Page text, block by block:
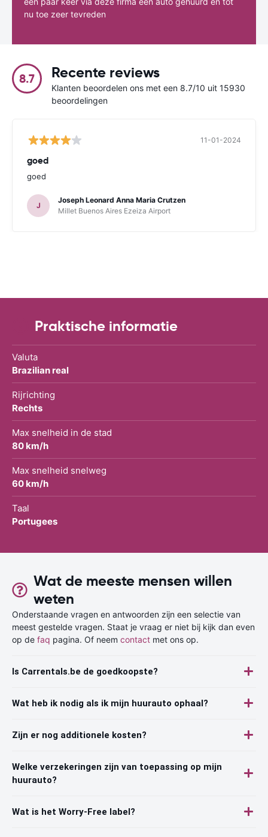
nu toe zeer tevreden
8.7 Recente reviews
Klanten beoordelen ons met een 8.7/10 uit 15930
beoordelingen
11-01-2024
goed
goed
J
Joseph Leonard Anna Maria Crutzen
Millet Buenos Aires Ezeiza Airport
Praktische informatie
Valuta
Brazilian real
Rijrichting
Rechts
Max snelheid in de stad
80 km/h
Max snelheid snelweg
60 km/h
Taal
Portugees
Wat de meeste mensen willen
weten
Onderstaande vragen en antwoorden zijn een selectie van
meest gestelde vragen. Staat je vraag er niet bij kijk dan even
op de faq pagina. Of neem contact met ons op.
Is Carrentals.be de goedkoopste?
Wat heb ik nodig als ik mijn huurauto ophaal?
Zijn er nog additionele kosten?
Welke verzekeringen zijn van toepassing op mijn
huurauto?
Wat is het Worry-Free label?